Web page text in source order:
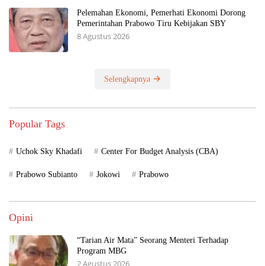
Pelemahan Ekonomi, Pemerhati Ekonomi Dorong
Pemerintahan Prabowo Tiru Kebijakan SBY
8 Agustus 2026
Selengkapnya
Popular Tags
Uchok Sky Khadafi Center For Budget Analysis (CBA)
Prabowo Subianto Jokowi Prabowo
Opini
“Tarian Air Mata” Seorang Menteri Terhadap
Program MBG